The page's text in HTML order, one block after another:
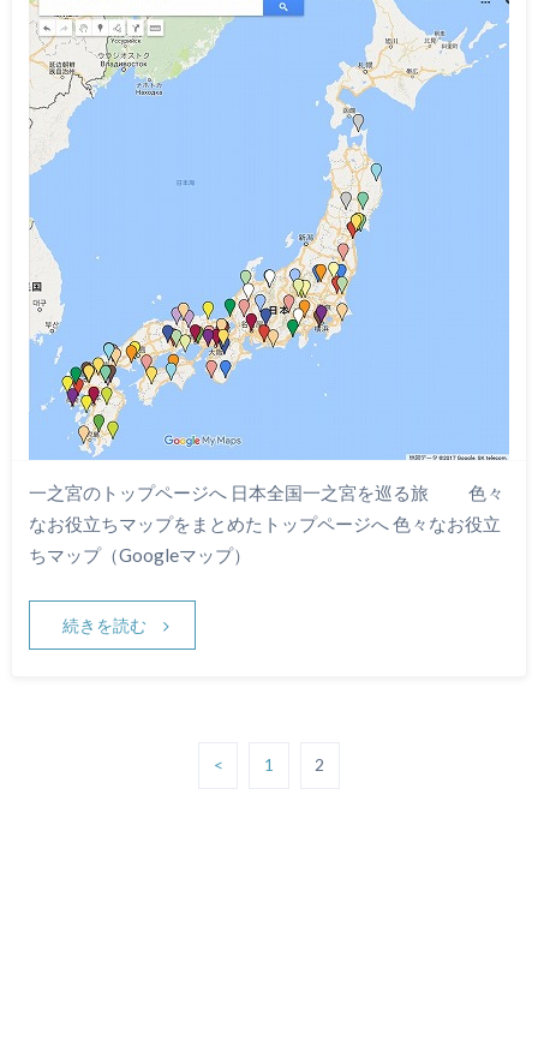
一之宮のトップページへ 日本全国一之宮を巡る旅 色々
なお役立ちマップをまとめたトップページへ 色々なお役立
ちマップ（Googleマップ）
続きを読む
< 1 2